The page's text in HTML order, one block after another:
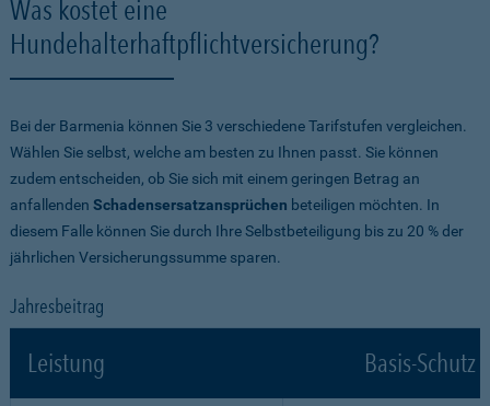
Was kostet eine
Hundehalterhaftpflichtversicherung?
Bei der Barmenia können Sie 3 verschiedene Tarifstufen vergleichen.
Wählen Sie selbst, welche am besten zu Ihnen passt. Sie können
zudem entscheiden, ob Sie sich mit einem geringen Betrag an
anfallenden Schadensersatzansprüchen beteiligen möchten. In
diesem Falle können Sie durch Ihre Selbstbeteiligung bis zu 20 % der
jährlichen Versicherungssumme sparen.
Jahresbeitrag
Leistung Basis-Schutz